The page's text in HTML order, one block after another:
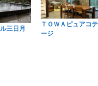
三日月
ＴＯＷＡピュアコテ
ージ